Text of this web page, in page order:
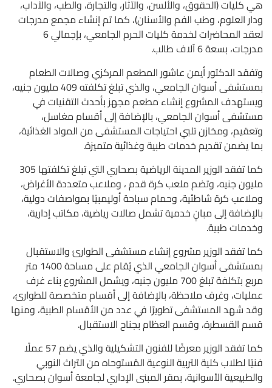
هي كليات (الحقوق، والألسن، والآثار، والتجارة، والطب، والآداب،
ودار العلوم، وطب الفم والأسنان)، كما تم إنشاء مجمع مدرجات
لعقد المحاضرات لخدمة كليات الحرم الجامعي، بإجمالي 6
مدرجات، بسعة 6 آلاف طالب.
وتفقد الدكتور أيمن عاشور المطعم المركزي وصالات الطعام
بمستشفى أسوان الجامعي، والذي تبلغ تكلفته 409 مليون جنيه،
ويستهدف المشروع إنشاء مطعم مجهز بأحدث التقنيات في
مستشفى أسوان الجامعي، بالإضافة إلى أقسام مغاسل،
وتعقيم، ومخازن تلبي احتياجات المستشفى من المواد الغذائية،
بما يضمن تقديم خدمات طبية وغذائية متميزة.
كما تفقد الوزير المدينة الرياضية بصحاري التي تبلغ تكلفتها 305
مليون جنيه، وتضم ملعب كرة قدم ، وملاعب متعددة الأغراض،
وملاعب كرة شاطئية، وحمام سباحة أوليمبيًا بمواصفات دولية،
بالإضافة إلى مبانٍ خدمية تشمل صالات رياضية، مكاتب إدارية،
وخدمات طبية.
كما تفقد الوزير مشروع إنشاء مستشفى الطوارئ والاستقبال
بمستشفى أسوان الجامعي الذي يُقام على مساحة 1400 متر
مربع بتكلفة تبلغ 700 مليون جنيه، ويشمل المشروع بناء غرف
عمليات، وغرف ملاحظة، بالإضافة إلى أقسام متخصصة للطوارئ،
وقد شهد المستشفى تطويرًا في عدد من الأقسام الطبية، ومنها
قسم القسطرة، وقسم العظام بجناح الاستقبال.
كما تفقد الوزير معرضًا للفنون التشكيلية والذي يضم 57 عملًا
فنيًا لطلاب كلية التربية النوعية المُستوحاه من التراث النوبي
والطبيعية الأسوانية، بمقر المبنى الإداري لجامعة أسوان بصحاري.